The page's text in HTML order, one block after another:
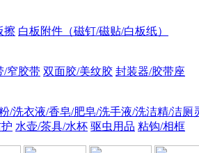
擦 白板附件（磁钉/磁贴/白板纸）
/窄胶带 双面胶/美纹胶 封装器/胶带座
/洗衣液/香皂/肥皂/洗手液/洗洁精/洁厕
水壶/茶具/水杯 驱虫用品 粘钩/相框